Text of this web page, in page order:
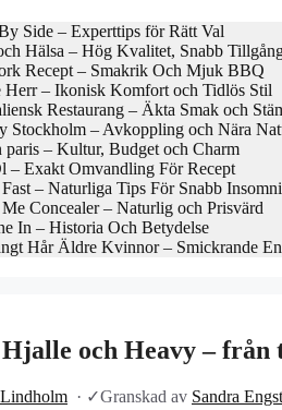
Side – Experttips för Rätt Val
Hälsa – Hög Kvalitet, Snabb
Recept – Smakrik Och Mjuk BBQ
– Ikonisk Komfort och Tidlös Stil
Restaurang – Äkta Smak och
Stockholm – Avkoppling och Nära
paris – Kultur, Budget och Charm
– Exakt Omvandling För Recept
– Naturliga Tips För Snabb
Concealer – Naturlig och Prisvärd
In – Historia Och Betydelse
Hår Äldre Kvinnor – Smickrande
och Heavy – från
· ✓Granskad av Sandra